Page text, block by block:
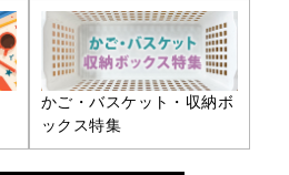
かご・バスケット・収納ボ
ックス特集